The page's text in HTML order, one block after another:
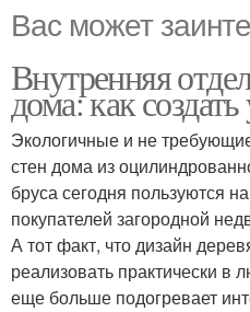
Вас может
Внутренняя
дома: как
Экологичные и не
стен дома из
бруса сегодня пользуются
покупателей загородной
А тот факт, что дизайн
реализовать практически в
еще больше подогревает